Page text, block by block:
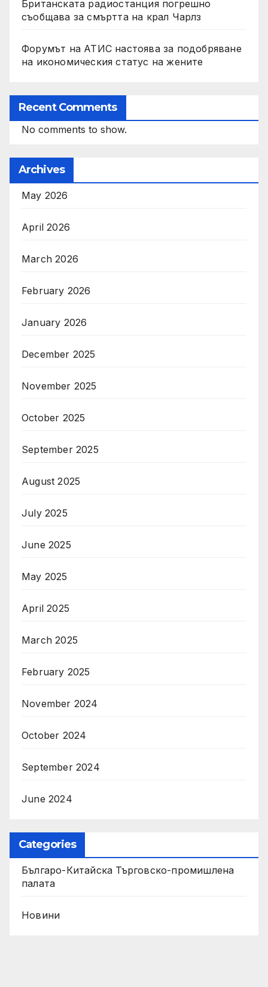
Британската радиостанция погрешно
съобщава за смъртта на крал Чарлз
Форумът на АТИС настоява за подобряване
на икономическия статус на жените
Recent Comments
No comments to show.
Archives
May 2026
April 2026
March 2026
February 2026
January 2026
December 2025
November 2025
October 2025
September 2025
August 2025
July 2025
June 2025
May 2025
April 2025
March 2025
February 2025
November 2024
October 2024
September 2024
June 2024
Categories
Българо-Китайска Търговско-промишлена
палaта
Новини